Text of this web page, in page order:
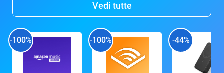
Vedi tutte
-100% -100% -44%